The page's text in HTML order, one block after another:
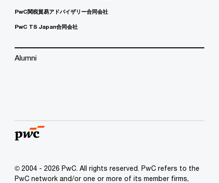
PwC関税貿易アドバイザリー合同会社
PwC TS Japan合同会社
Alumni
© 2004 - 2026 PwC. All rights reserved. PwC refers to the
PwC network and/or one or more of its member firms,